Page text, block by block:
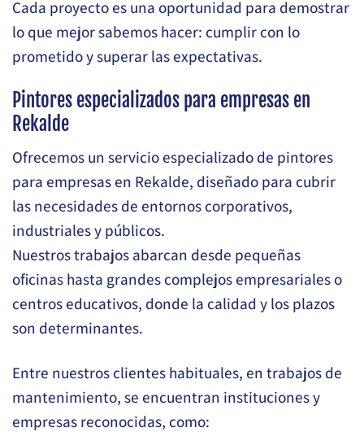
Cada proyecto es una oportunidad para demostrar
lo que mejor sabemos hacer: cumplir con lo
prometido y superar las expectativas.
Pintores especializados para empresas en
Rekalde
Ofrecemos un servicio especializado de pintores
para empresas en Rekalde, diseñado para cubrir
las necesidades de entornos corporativos,
industriales y públicos.
Nuestros trabajos abarcan desde pequeñas
oficinas hasta grandes complejos empresariales o
centros educativos, donde la calidad y los plazos
son determinantes.
Entre nuestros clientes habituales, en trabajos de
mantenimiento, se encuentran instituciones y
empresas reconocidas, como: